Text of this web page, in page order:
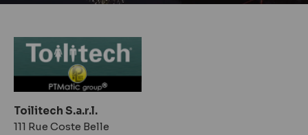
Toilitech S.a.r.l.
111 Rue Coste Belle